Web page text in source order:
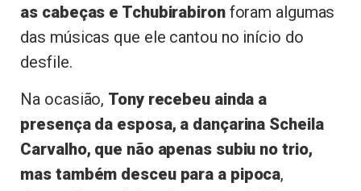
as cabeças e Tchubirabironforam algumas
das músicas que ele cantou no início do
desfile.
Na ocasião, Tony recebeu ainda a
presença da esposa, a dançarina Scheila
Carvalho, que não apenas subiu no trio,
mas também desceu para a pipoca,